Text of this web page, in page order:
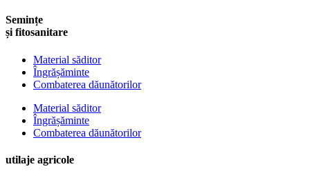
Semințe
și fitosanitare
Material săditor
Îngrășăminte
Combaterea dăunătorilor
Material săditor
Îngrășăminte
Combaterea dăunătorilor
utilaje agricole